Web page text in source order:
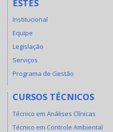
ESTES
Institucional
Equipe
Legislação
Serviços
Programa de Gestão
CURSOS TÉCNICOS
Técnico em Análises Clínicas
Técnico em Controle Ambiental